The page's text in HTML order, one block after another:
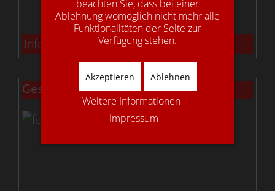
Info: Bolzentreppen
Gestemmte Treppen
beachten Sie, dass bei einer
Ablehnung womöglich nicht mehr alle
Funktionalitäten der Seite zur
Verfügung stehen.
Akzeptieren Ablehnen
Weitere Informationen |
Impressum